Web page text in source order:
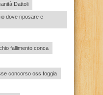
Dattoli
dove riposare e
fallimento conca
concorso oss foggia